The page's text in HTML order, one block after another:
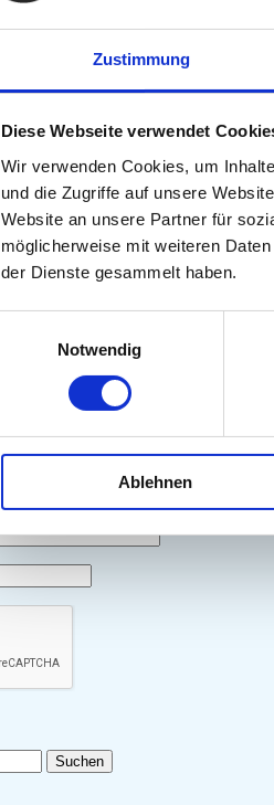
Zustimmung
Diese Webseite verwendet
Wir verwenden Cookies, um
und die Zugriffe auf unsere
Website an unsere Partner für
möglicherweise mit weiteren
der Dienste gesammelt haben.
Notwendig
Ablehnen
dass ich Kartar begegnen durfte.
den Schlamm dieses Planeten,
zu kontaktieren, als es mit ihr zu
wo sie war und wie ich sie
uns auch einmal wieder treffen!